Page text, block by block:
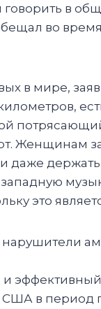
в
во
в мире,
Женщинам
даже
это
эффективный
в